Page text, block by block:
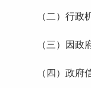
（二）行政机
（三）因政府
（四）政府信